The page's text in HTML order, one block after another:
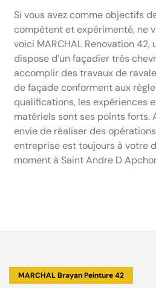
Si vous avez comme objectifs
compétent et expérimenté, ne
voici MARCHAL Renovation
dispose d’un façadier très
accomplir des travaux de
de façade conforment aux
qualifications, les expériences
matériels sont ses points forts.
envie de réaliser des
entreprise est toujours à votre
moment à Saint Andre D
MARCHAL Brayan Peinture 42